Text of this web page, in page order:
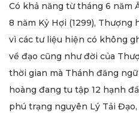
Có khả năng từ tháng 6 năm
8 năm Kỷ Hợi (1299), Thượng
vì các tư liệu hiện có không
về đạo cũng như đời của
thời gian mà Thánh đăng
hoàng đang tu tập 12 hạnh
phú trạng nguyên Lý Tải